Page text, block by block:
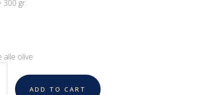
300 gr.
alle olive
ADD TO CART